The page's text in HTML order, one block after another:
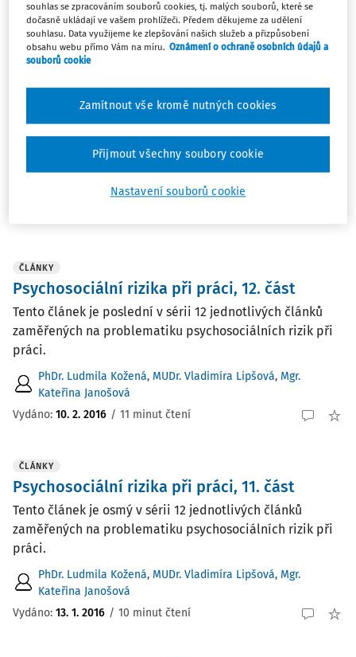
ČLÁNKY
Podpora zdraví na pracovišti - Podnik
podporující zdraví
Největší podíl na těchto aktivitách mají samy podniky -
jejich vedení i zaměstnanci. Ministerstvo zdravotnictví
České republiky ve spolupráci s ...
Kateřina Janošová
ČLÁNKY
Psychosociální rizika při práci, 12. část
Tento článek je poslední v sérii 12 jednotlivých článků
zaměřených na problematiku psychosociálních rizik při
práci.
PhDr. Ludmila Kožená, MUDr. Vladimíra Lipšová, Mgr.
Kateřina Janošová
Vydáno: 10. 2. 2016 / 11 minut čtení
ČLÁNKY
Psychosociální rizika při práci, 11. část
Tento článek je osmý v sérii 12 jednotlivých článků
zaměřených na problematiku psychosociálních rizik při
práci.
PhDr. Ludmila Kožená, MUDr. Vladimíra Lipšová, Mgr.
Kateřina Janošová
Vydáno: 13. 1. 2016 / 10 minut čtení
souhlas se zpracováním souborů cookies, tj. malých souborů, které se
dočasně ukládají ve vašem prohlížeči. Předem děkujeme za udělení
souhlasu. Data využijeme ke zlepšování našich služeb a přizpůsobení
obsahu webu přímo Vám na míru. Oznámení o ochraně osobních údajů a
souborů cookie
Nastavení souborů cookie
Zamítnout vše kromě nutných cookies
Přijmout všechny soubory cookie